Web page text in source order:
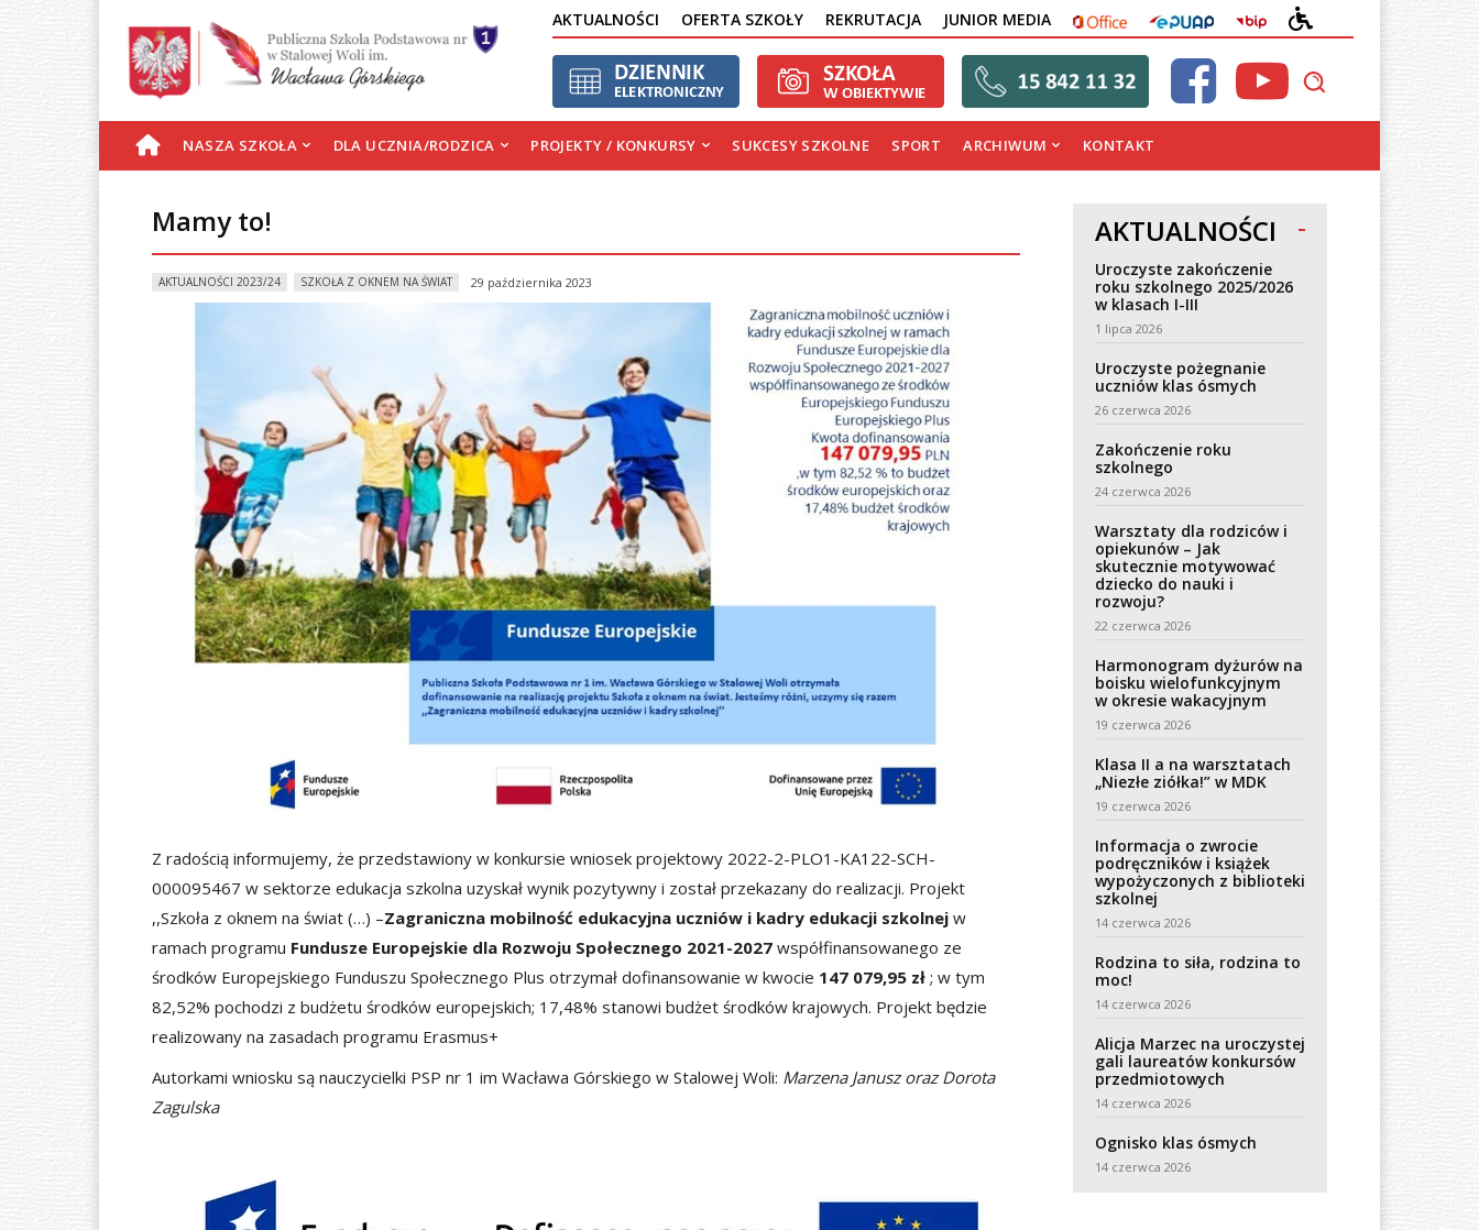
AKTUALNOŚCI OFERTA SZKOŁY REKRUTACJA JUNIOR MEDIA OFFICE EPUAP BIP
DOSTĘPNOŚCI
S
O
NASZA SZKOŁA DLA UCZNIA/RODZICA PROJEKTY / KONKURSY SUKCESY SZKOLNE SPORT ARCHIWUM KONTAKT
Mamy to!
AKTUALNOŚCI 2023/24 SZKOŁA Z OKNEM NA ŚWIAT 29 października 2023
Z radością informujemy, że przedstawiony w konkursie wniosek projektowy 2022-2-PLO1-KA122-SCH-
000095467 w sektorze edukacja szkolna uzyskał wynik pozytywny i został przekazany do realizacji. Projekt
,,Szkoła z oknem na świat (…) –Zagraniczna mobilność edukacyjna uczniów i kadry edukacji szkolnej w
ramach programu Fundusze Europejskie dla Rozwoju Społecznego 2021-2027 współfinansowanego ze
środków Europejskiego Funduszu Społecznego Plus otrzymał dofinansowanie w kwocie 147 079,95 zł ; w tym
82,52% pochodzi z budżetu środków europejskich; 17,48% stanowi budżet środków krajowych. Projekt będzie
realizowany na zasadach programu Erasmus+
Autorkami wniosku są nauczycielki PSP nr 1 im Wacława Górskiego w Stalowej Woli: Marzena Janusz oraz Dorota
Zagulska
AKTUALNOŚCI
Uroczyste zakończenie
roku szkolnego 2025/2026
w klasach I-III
1 lipca 2026
Uroczyste pożegnanie
uczniów klas ósmych
26 czerwca 2026
Zakończenie roku
szkolnego
24 czerwca 2026
Warsztaty dla rodziców i
opiekunów – Jak
skutecznie motywować
dziecko do nauki i
rozwoju?
22 czerwca 2026
Harmonogram dyżurów na
boisku wielofunkcyjnym
w okresie wakacyjnym
19 czerwca 2026
Klasa II a na warsztatach
„Niezłe ziółka!” w MDK
19 czerwca 2026
Informacja o zwrocie
podręczników i książek
wypożyczonych z biblioteki
szkolnej
14 czerwca 2026
Rodzina to siła, rodzina to
moc!
14 czerwca 2026
Alicja Marzec na uroczystej
gali laureatów konkursów
przedmiotowych
14 czerwca 2026
Ognisko klas ósmych
14 czerwca 2026